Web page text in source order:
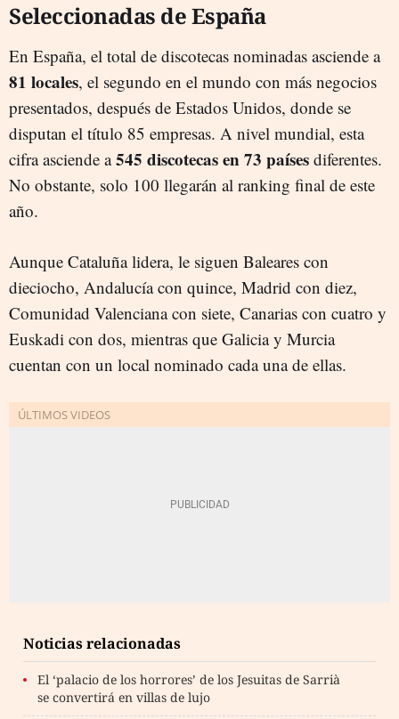
Seleccionadas de España
En España, el total de discotecas nominadas asciende a
81 locales, el segundo en el mundo con más negocios
presentados, después de Estados Unidos, donde se
disputan el título 85 empresas. A nivel mundial, esta
cifra asciende a545 discotecas en 73 países diferentes.
No obstante, solo 100 llegarán al ranking final de este
año.
Aunque Cataluña lidera, le siguen Baleares con
dieciocho, Andalucía con quince, Madrid con diez,
Comunidad Valenciana con siete, Canarias con cuatro y
Euskadi con dos, mientras que Galicia y Murcia
cuentan con un local nominado cada una de ellas.
Noticias relacionadas
El ‘palacio de los horrores’ de los Jesuitas de Sarrià
se convertirá en villas de lujo